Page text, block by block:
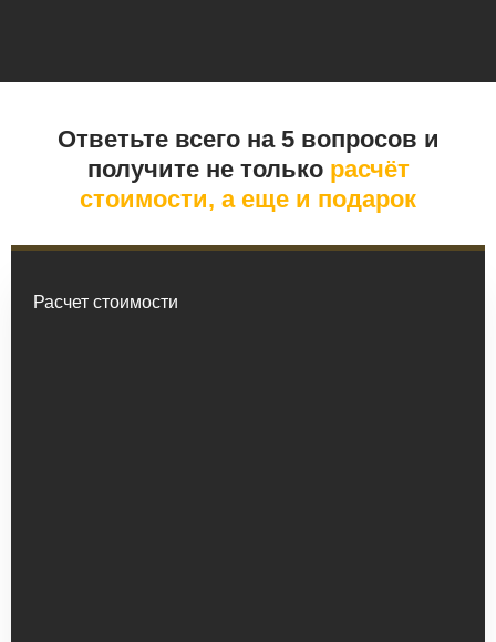
Ответьте всего на 5 вопросов и
получите не толькорасчёт
стоимости, а еще и подарок
Расчет стоимости